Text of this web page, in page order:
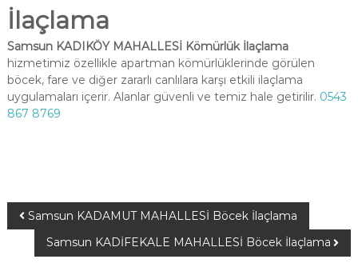
İlaçlama
Samsun KADIKÖY MAHALLESİ Kömürlük İlaçlama
hizmetimiz özellikle apartman kömürlüklerinde görülen
böcek, fare ve diğer zararlı canlılara karşı etkili ilaçlama
uygulamaları içerir. Alanlar güvenli ve temiz hale getirilir. 0543
867 8769
Samsun KADAMUT MAHALLESİ Böcek İlaçlama
Samsun KADİFEKALE MAHALLESİ Böcek İlaçlama